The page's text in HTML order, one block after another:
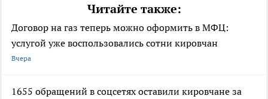
Читайте также:
Договор на газ теперь можно оформить в МФЦ:
услугой уже воспользовались сотни кировчан
Вчера
1655 обращений в соцсетях оставили кировчане за